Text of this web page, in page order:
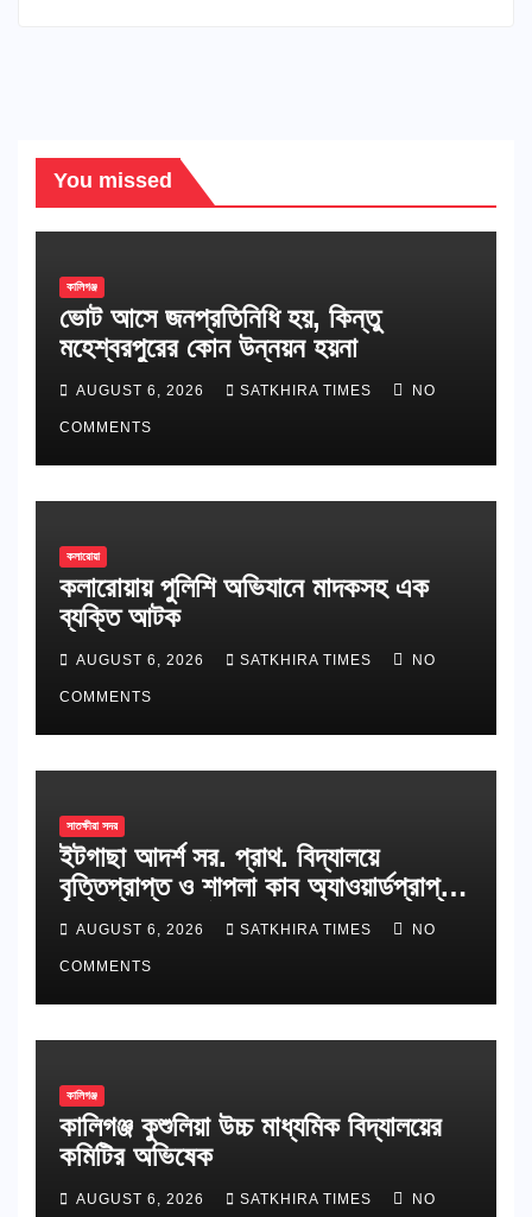
You missed
কালিগঞ্জ
ভোট আসে জনপ্রতিনিধি হয়, কিন্তু
মহেশ্বরপুরের কোন উন্নয়ন হয়না
AUGUST 6, 2026 SATKHIRA TIMES NO
COMMENTS
কলারোয়া
কলারোয়ায় পুলিশি অভিযানে মাদকসহ এক
ব্যক্তি আটক
AUGUST 6, 2026 SATKHIRA TIMES NO
COMMENTS
সাতক্ষীরা সদর
ইটগাছা আদর্শ সর. প্রাথ. বিদ্যালয়ে
বৃত্তিপ্রাপ্ত ও শাপলা কাব অ্যাওয়ার্ডপ্রাপ্ত
শিক্ষার্থীদের সংবর্ধনা
AUGUST 6, 2026 SATKHIRA TIMES NO
COMMENTS
কালিগঞ্জ
কালিগঞ্জ কুশুলিয়া উচ্চ মাধ্যমিক বিদ্যালয়ের
কমিটির অভিষেক
AUGUST 6, 2026 SATKHIRA TIMES NO